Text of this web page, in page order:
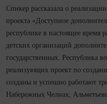
Спикер рассказала о
проекта «Доступное
республике в настоящее время
детских организаций
государственных. Республика
реализующих проект по
созданы и успешно работают
Набережных Челнах,